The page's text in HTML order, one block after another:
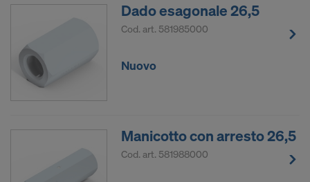
Dado esagonale 26,5
Cod. art. 581985000
Nuovo
Manicotto con arresto 26,5
Cod. art. 581988000